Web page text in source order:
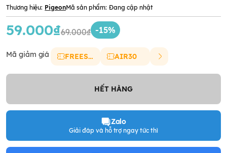
Thương hiệu: PigeonMã sản phẩm: Đang cập nhật
59.000₫69.000₫ -15%
Mã giảm giá FREESHIP AIR30
HẾT HÀNG
Zalo
Giải đáp và hỗ trợ ngay tức thì